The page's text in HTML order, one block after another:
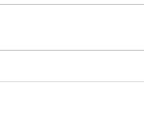
【速報】